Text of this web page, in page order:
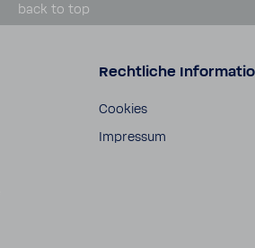
back to top
Rechtliche
Cookies
Impressum